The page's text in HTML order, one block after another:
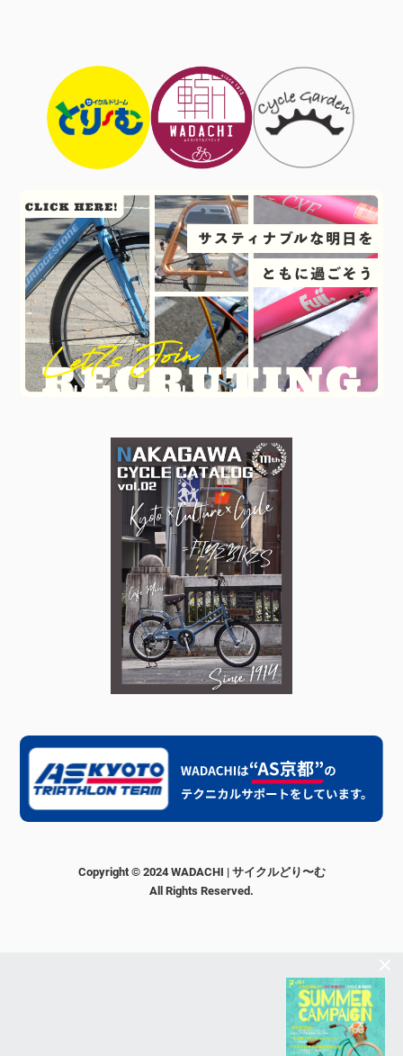
Copyright © 2024 WADACHI | サイクルどり〜む
All Rights Reserved.